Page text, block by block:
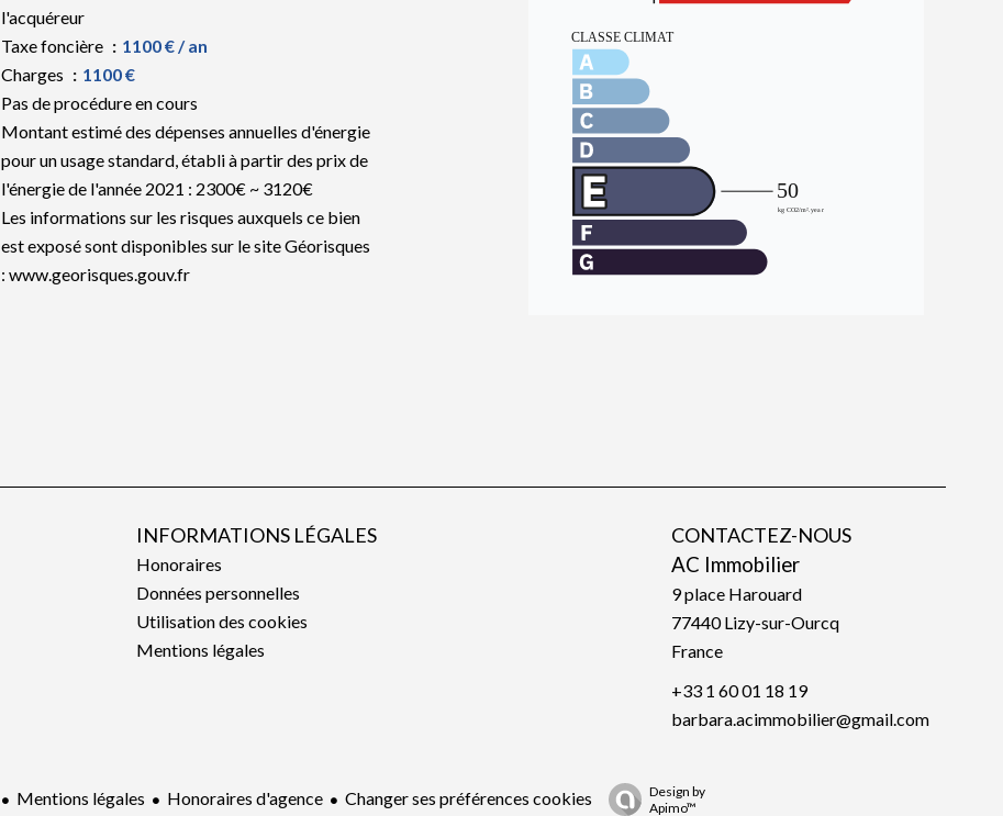
l'acquéreur
Taxe foncière
1100 € / an
Charges
1100 €
Pas de procédure en cours
Montant estimé des dépenses annuelles d'énergie
pour un usage standard, établi à partir des prix de
l'énergie de l'année 2021 : 2300€ ~ 3120€
Les informations sur les risques auxquels ce bien
est exposé sont disponibles sur le site Géorisques
: www.georisques.gouv.fr
INFORMATIONS LÉGALES
Honoraires
Données personnelles
Utilisation des cookies
Mentions légales
CONTACTEZ-NOUS
AC Immobilier
9 place Harouard
77440Lizy-sur-Ourcq
France
+33 1 60 01 18 19
barbara.acimmobilier@gmail.com
Mentions légales Honoraires d'agence Changer ses préférences cookies
Design by
Apimo™